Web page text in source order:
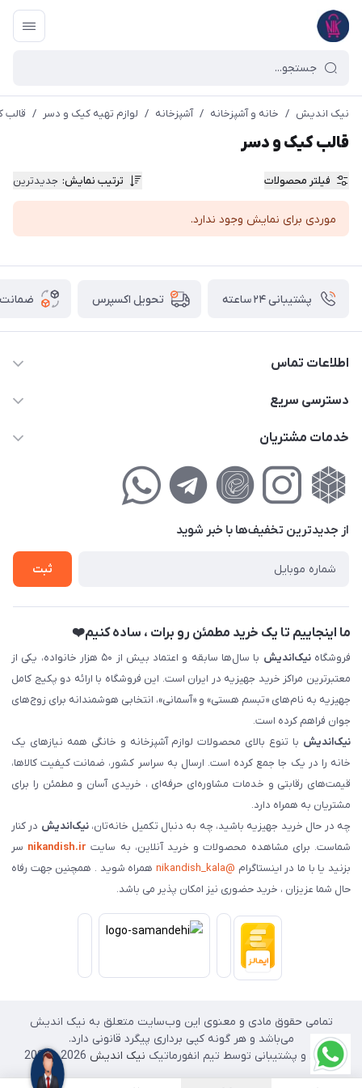
نیک اندیش / خانه و آشپزخانه / آشپزخانه / لوازم تهیه کیک و دسر / قالب
قالب کیک و دسر
فیلتر محصولات ترتیب نمایش: جدیدترین
موردی برای نمایش وجود ندارد.
پشتیبانی ۲۴ ساعته تحویل اکسپرس ضمانت
اطلاعات تماس
02177111474
کوچه گلریز 4 غربی ، پلاک 13
دسترسی سریع
حساب کاربری
لیست محصولات
خدمات مشتریان
راهنمای‌خرید‌آنلاین
حریم خصوصی
فروش‌اقساطی
از جدید‌ترین تخفیف‌ها با‌ خبر شوید
ثبت
ما اینجاییم تا یک خرید مطمئن رو برات ، ساده کنیم❤️
فروشگاهنیک‌اندیش
با سال‌ها سابقه و اعتماد بیش از ۵۰ هزار خانواده، یکی از
معتبرترین مراکز خرید جهیزیه در ایران است. این فروشگاه با ارائه دو پکیج کامل
جهیزیه به نام‌های «تبسم هستی» و «آسمانی»، انتخابی هوشمندانه برای زوج‌های
جوان فراهم کرده است.
نیک‌اندیش با تنوع بالای محصولات لوازم آشپزخانه و خانگی همه نیازهای یک
خانه را در یک جا جمع کرده است. ارسال به سراسر کشور، ضمانت کیفیت کالاها،
قیمت‌های رقابتی و خدمات مشاوره‌ای حرفه‌ای ، خریدی آسان و مطمئن را برای
مشتریان به همراه دارد.
چه در حال خرید جهیزیه باشید، چه به دنبال تکمیل خانه‌تان،نیک‌اندیش در کنار
شماست. برای مشاهده محصولات و خرید آنلاین، به سایت nikandish.ir سر
بزنید یا با ما در اینستاگرام @nikandish_kala
همراه شوید . همچنین جهت رفاه
حال شما عزیزان ، خرید حضوری نیز امکان پذیر می باشد.
تمامی حقوق مادی و معنوی این وب‌سایت متعلق به نیک اندیش
می‌باشد و هر گونه کپی برداری پیگرد قانونی دارد.
طراحی و پشتیبانی توسط تیم انفورماتیک نیک اندیش 2026 - 2025